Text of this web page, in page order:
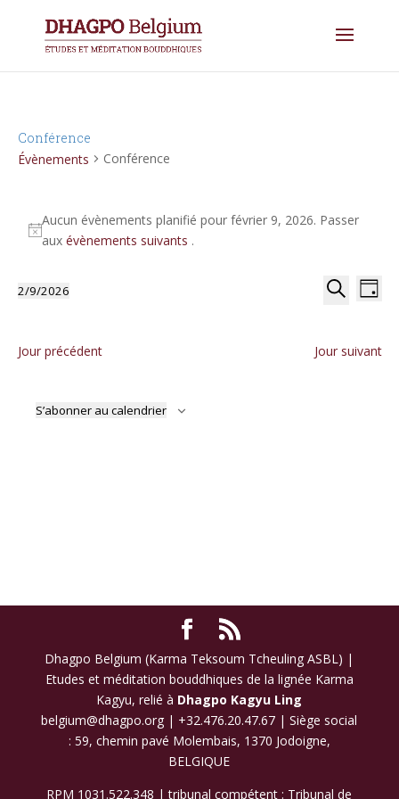
Conférence
Évènements
Conférence
for
février
2026
Notice
Aucun évènements planifié pour février 9, 2026. Passer
aux évènements suivants .
de
de
Jour
2/9/2026
date.
Jour précédent Jour suivant
S’abonner au calendrier
Dhagpo Belgium (Karma Teksoum Tcheuling ASBL) |
Etudes et méditation bouddhiques de la lignée Karma
Kagyu, relié à Dhagpo Kagyu Ling
belgium@dhagpo.org | +32.476.20.47.67 | Siège social
: 59, chemin pavé Molembais, 1370 Jodoigne,
BELGIQUE
RPM 1031.522.348 | tribunal compétent : Tribunal de